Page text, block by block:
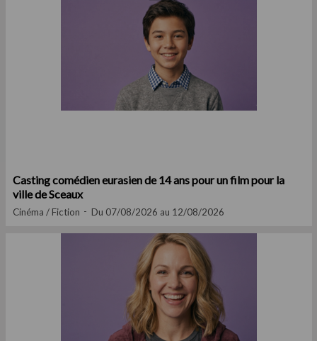
Casting comédien eurasien de 14 ans pour un film pour la
ville de Sceaux
Cinéma / Fiction Du 07/08/2026 au 12/08/2026